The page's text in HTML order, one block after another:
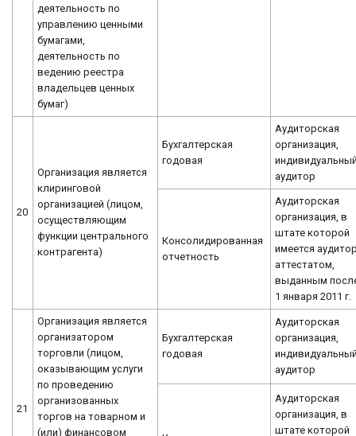
деятельность по
управлению ценными
бумагами,
деятельность по
ведению реестра
владельцев ценных
бумаг)
20
Организация является
клиринговой
организацией (лицом,
осуществляющим
функции центрального
контрагента)
Бухгалтерская
годовая
Аудиторская
организация,
аудитор
Консолидированная
отчетность
Аудиторская
организация, в
штате которой
имеется
аттестатом,
выданным
1 января 2011 г.
21
Организация является
организатором
торговли (лицом,
оказывающим услуги
по проведению
организованных
торгов на товарном и
(или) финансовом
Бухгалтерская
годовая
Аудиторская
организация,
аудитор
Аудиторская
организация, в
штате которой